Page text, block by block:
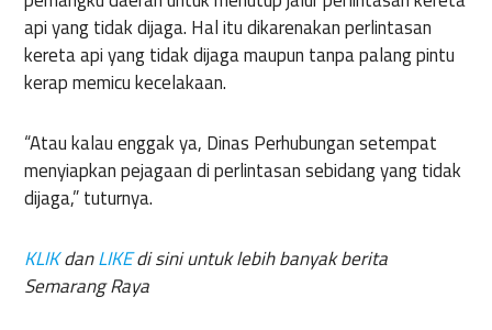
api yang tidak dijaga. Hal itu dikarenakan perlintasan
kereta api yang tidak dijaga maupun tanpa palang pintu
kerap memicu kecelakaan.
“Atau kalau enggak ya, Dinas Perhubungan setempat
menyiapkan pejagaan di perlintasan sebidang yang tidak
dijaga,” tuturnya.
KLIKdanLIKEdi sini untuk lebih banyak berita
Semarang Raya